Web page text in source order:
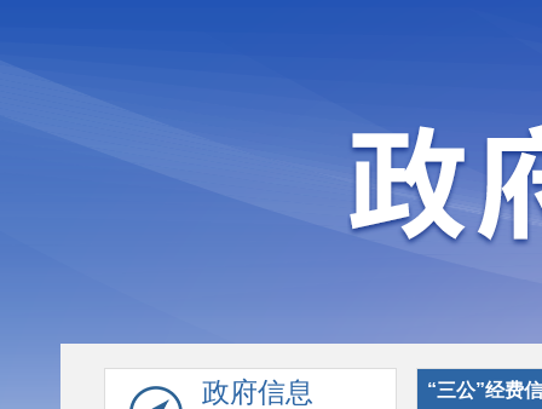
政府信息
“三公”经费